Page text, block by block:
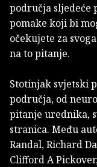
područja sljedeće
pomake koji bi
očekujete za
na to pitanje.
Stotinjak svjetski
područja, od
pitanje urednika,
stranica. Među
Randal, Richard
Clifford A